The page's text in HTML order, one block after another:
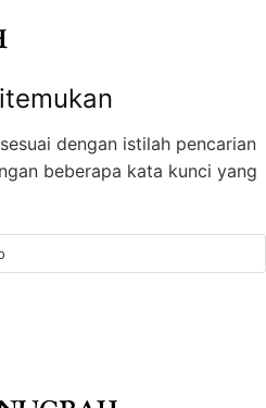
dengan istilah pencarian
beberapa kata kunci yang